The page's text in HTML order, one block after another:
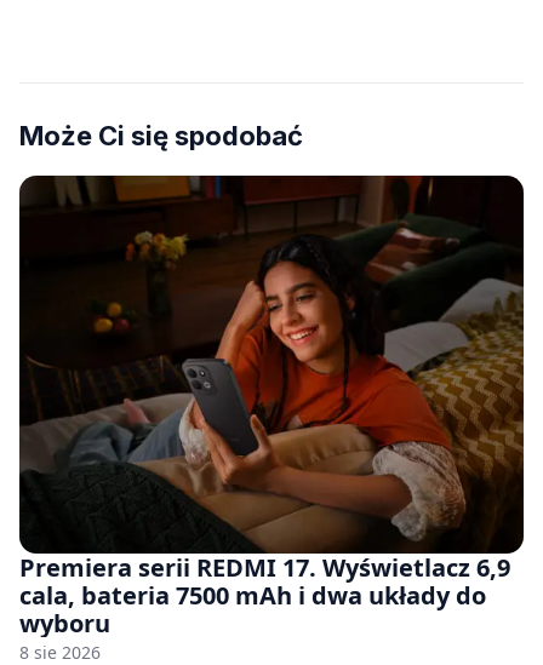
Może Ci się spodobać
Premiera serii REDMI 17. Wyświetlacz 6,9
cala, bateria 7500 mAh i dwa układy do
wyboru
8 sie 2026